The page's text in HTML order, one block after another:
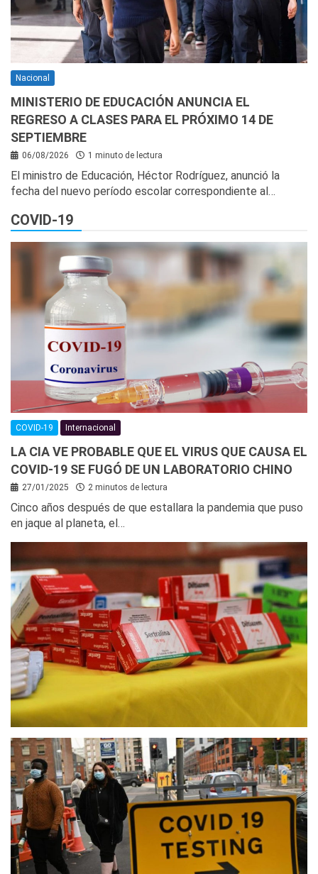
Nacional
MINISTERIO DE EDUCACIÓN ANUNCIA EL
REGRESO A CLASES PARA EL PRÓXIMO 14 DE
SEPTIEMBRE
06/08/2026 1 minuto de lectura
El ministro de Educación, Héctor Rodríguez, anunció la
fecha del nuevo período escolar correspondiente al…
COVID-19
COVID-19 Internacional
LA CIA VE PROBABLE QUE EL VIRUS QUE CAUSA EL
COVID-19 SE FUGÓ DE UN LABORATORIO CHINO
27/01/2025 2 minutos de lectura
Cinco años después de que estallara la pandemia que puso
en jaque al planeta, el…